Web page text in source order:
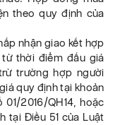
theo quy định của
nhận giao kết hợp
thời điểm đấu giá
trường hợp người
quy định tại khoản
2016/QH14, hoặc
tại Điều 51 của Luật